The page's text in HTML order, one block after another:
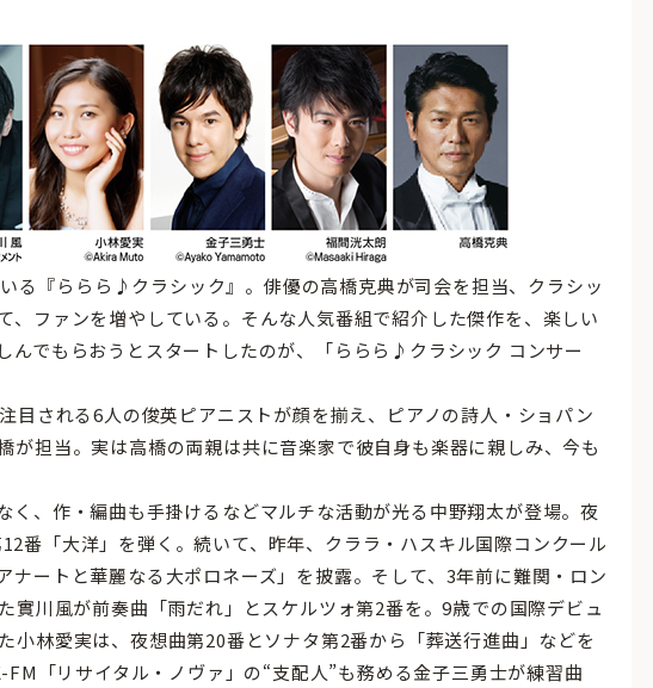
る『ららら♪クラシック』。俳優の高橋克典が司会を担当、クラシッ
、ファンを増やしている。そんな人気番組で紹介した傑作を、楽しい
んでもらおうとスタートしたのが、「ららら♪クラシック コンサー
目される6人の俊英ピアニストが顔を揃え、ピアノの詩人・ショパン
が担当。実は高橋の両親は共に音楽家で彼自身も楽器に親しみ、今も
、作・編曲も手掛けるなどマルチな活動が光る中野翔太が登場。夜
番「大洋」を弾く。続いて、昨年、クララ・ハスキル国際コンクール
ナートと華麗なる大ポロネーズ」を披露。そして、3年前に難関・ロン
實川風が前奏曲「雨だれ」とスケルツォ第2番を。9歳での国際デビュ
小林愛実は、夜想曲第20番とソナタ第2番から「葬送行進曲」などを
「リサイタル・ノヴァ」の“支配人”も務める金子三勇士が練習曲